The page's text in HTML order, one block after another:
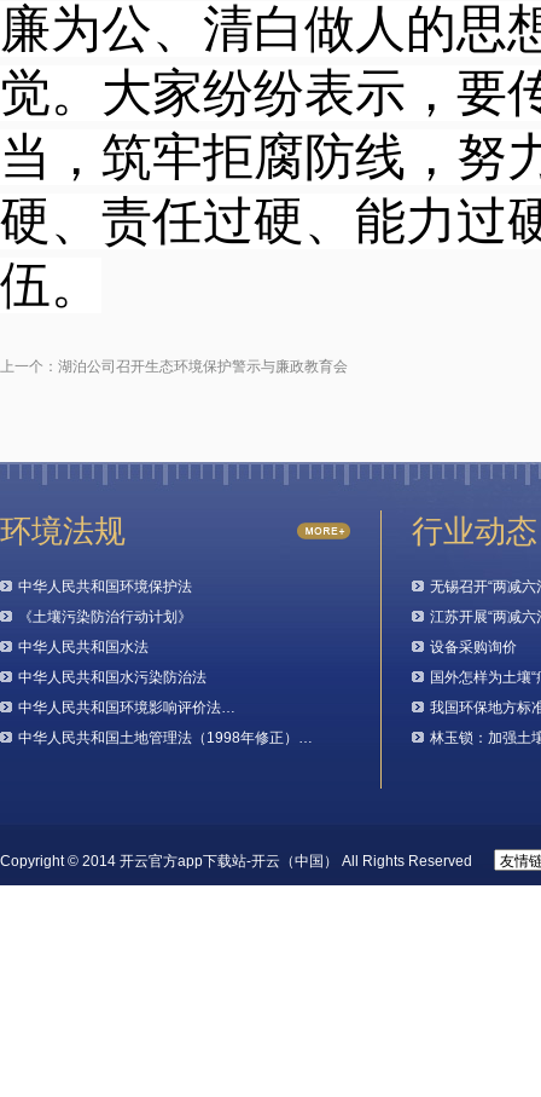
廉为公、清白做人的思
觉。大家纷纷表示，要
当，筑牢拒腐防线，努
硬、责任过硬、能力过
伍。
上一个： 湖泊公司召开生态环境保护警示与廉政教育会
环境法规
中华人民共和国环境保护法
《土壤污染防治行动计划》
中华人民共和国水法
中华人民共和国水污染防治法
中华人民共和国环境影响评价法…
中华人民共和国土地管理法（1998年修正）…
行业动态
无锡召开“两减
江苏开展“两减
设备采购询价
国外怎样为土壤“
我国环保地方标
林玉锁：加强土
Copyright © 2014 开云官方app下载站-开云（中国） All Rights Reserved